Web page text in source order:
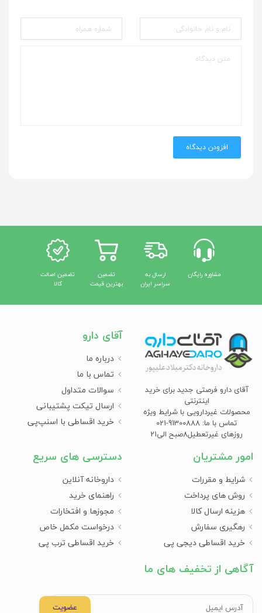
افزودن دیدگاه
مشاوره رایگان
ارسال به
سراسر ایران
تضمین
بهترین قیمت
تضمین اصالت
کالا
آقای دارو فرصتی جدید برای خرید
اینترنتی
محصولات غیردارویی با شرایط ویژه
تماس با ما: 91300888-021
روزهای غیرتعطیل8صبح الی21
آقای دارو
درباره ما
تماس با ما
سوالات متداول
ارسال تیکت پشتیبانی
خرید اقساطی با اسنپ‌پی
امور مشتریان
شرایط و مقررات
روش های پرداخت
هزینه ارسال کالا
رهگیری سفارش
خرید اقساطی دیجی پی
دسترسی های سریع
داروخانه آنلاین
راهنمای خرید
مجوزها و افتخارات
درخواست مکمل خاص
خرید اقساطی ترب پی
آگاهی از تخفیف های ما
عضویت